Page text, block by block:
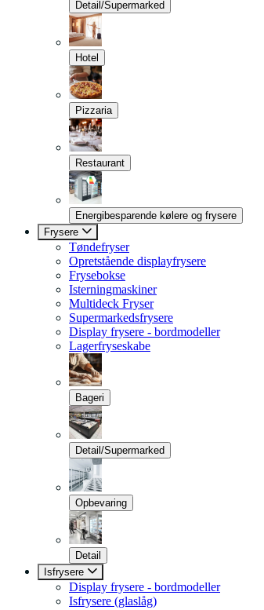
Detail/Supermarked
Hotel
Pizzaria
Restaurant
Energibesparende kølere og frysere
Frysere
Tøndefryser
Opretstående displayfrysere
Frysebokse
Isterningmaskiner
Multideck Fryser
Supermarkedsfrysere
Display frysere - bordmodeller
Lagerfryseskabe
Bageri
Detail/Supermarked
Opbevaring
Detail
Isfrysere
Display frysere - bordmodeller
Isfrysere (glaslåg)